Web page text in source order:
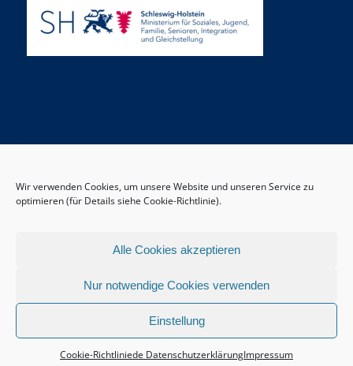
Wir verwenden Cookies, um unsere Website und unseren Service zu
optimieren (für Details siehe Cookie-Richtlinie).
Alle Cookies akzeptieren
Nur notwendige Cookies verwenden
Einstellung
Cookie-Richtliniede DatenschutzerklärungImpressum
© Copyright -Deutschkursfinder-Enfold WordPress Theme by Kriesi
Impressum
Datenschutzerklärung Newsletter